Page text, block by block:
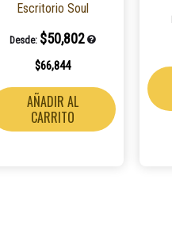
Escritorio Soul
Desde: $50,802
$66,844
AÑADIR AL
CARRITO